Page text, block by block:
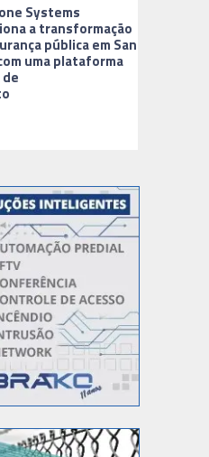
Systems
a transformação
pública em San
uma plataforma